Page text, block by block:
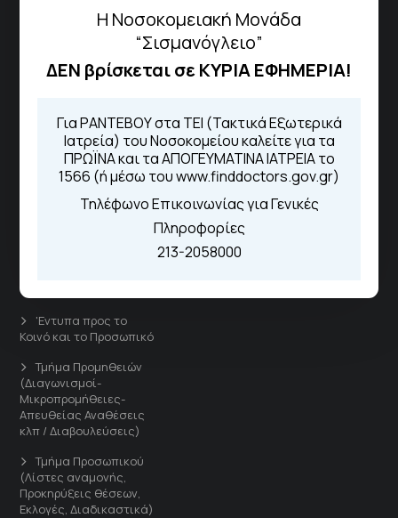
Η Νοσοκομειακή Μονάδα
“Σισμανόγλειο”
ΔΕΝ βρίσκεται σε ΚΥΡΙΑ ΕΦΗΜΕΡΙΑ!
Για ΡΑΝΤΕΒΟΥ στα ΤΕΙ (Τακτικά Εξωτερικά
Ιατρεία) του Νοσοκομείου καλείτε για τα
ΠΡΩΪΝΑ και τα ΑΠΟΓΕΥΜΑΤΙΝΑ ΙΑΤΡΕΙΑ το
1566 (ή μέσω του www.finddoctors.gov.gr)
Τηλέφωνο Επικοινωνίας για Γενικές
Πληροφορίες
213-2058000
ειδικών προγραμμάτων βελτίωσης της ποιότητας
φροντίδας της υγείας σε εθνικό επίπεδο.
Γενικό Νοσοκομείο
Μελισσίων “Άμαλία Φλέμιγκ”
Γενικό Νοσοκομείο Παίδων
Υπηρεσιών Υγείας
'Εντυπα προς το
Κοινό και το Προσωπικό
Τμήμα Προμηθειών
(Διαγωνισμοί-
Μικροπρομήθειες-
Απευθείας Αναθέσεις
κλπ / Διαβουλεύσεις)
Τμήμα Προσωπικού
(Λίστες αναμονής,
Προκηρύξεις θέσεων,
Εκλογές, Διαδικαστικά)